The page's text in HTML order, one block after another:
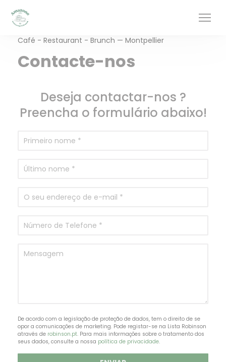
Café - Restaurant - Brunch — Montpellier
Contacte-nos
Deseja contactar-nos ?
Preencha o formulário abaixo!
De acordo com a legislação de proteção de dados, tem o direito de se
opor a comunicações de marketing. Pode registar-se na Lista Robinson
através de robinson.pt. Para mais informações sobre o tratamento dos
seus dados, consulte a nossa política de privacidade.